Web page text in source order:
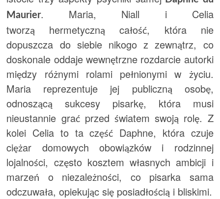
Maurier. Maria, Niall i Celia
tworzą hermetyczną całość, która nie
dopuszcza do siebie nikogo z zewnątrz, co
doskonale oddaje wewnętrzne rozdarcie autorki
między różnymi rolami pełnionymi w życiu.
Maria reprezentuje jej publiczną osobę,
odnoszącą sukcesy pisarkę, która musi
nieustannie grać przed światem swoją rolę. Z
kolei Celia to ta część Daphne, która czuje
ciężar domowych obowiązków i rodzinnej
lojalności, często kosztem własnych ambicji i
marzeń o niezależności, co pisarka sama
odczuwała, opiekując się posiadłością i bliskimi.